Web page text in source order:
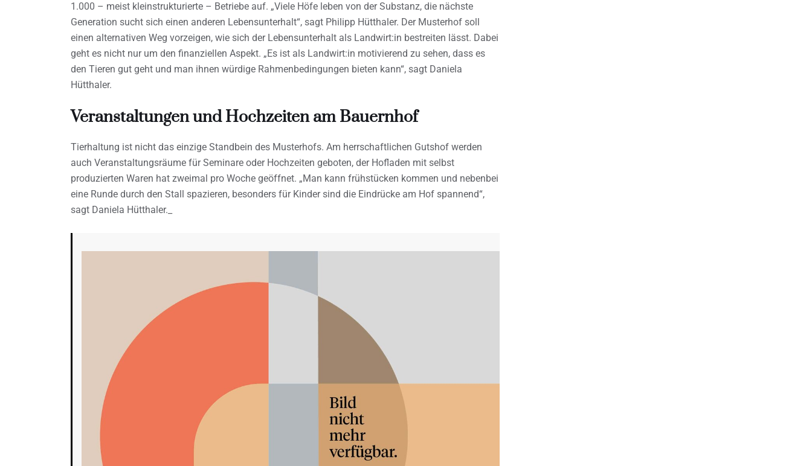
1.000 – meist kleinstrukturierte – Betriebe auf. „Viele Höfe leben von der Substanz, die nächste
Generation sucht sich einen anderen Lebensunterhalt“, sagt Philipp Hütthaler. Der Musterhof soll
einen alternativen Weg vorzeigen, wie sich der Lebensunterhalt als Landwirt:in bestreiten lässt. Dabei
geht es nicht nur um den finanziellen Aspekt. „Es ist als Landwirt:in motivierend zu sehen, dass es
den Tieren gut geht und man ihnen würdige Rahmenbedingungen bieten kann“, sagt Daniela
Hütthaler.
Veranstaltungen und Hochzeiten am Bauernhof
Tierhaltung ist nicht das einzige Standbein des Musterhofs. Am herrschaftlichen Gutshof werden
auch Veranstaltungsräume für Seminare oder Hochzeiten geboten, der Hofladen mit selbst
produzierten Waren hat zweimal pro Woche geöffnet. „Man kann frühstücken kommen und nebenbei
eine Runde durch den Stall spazieren, besonders für Kinder sind die Eindrücke am Hof spannend“,
sagt Daniela Hütthaler._